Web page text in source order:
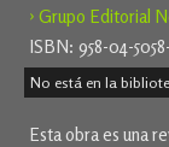
› Grupo Editorial
ISBN: 958-04-
No está en la
Esta obra es una